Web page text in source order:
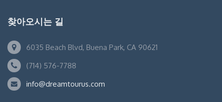
찾아오시는 길
6035 Beach Blvd, Buena Park, CA 90621
(714) 576-7788
info@dreamtourus.com